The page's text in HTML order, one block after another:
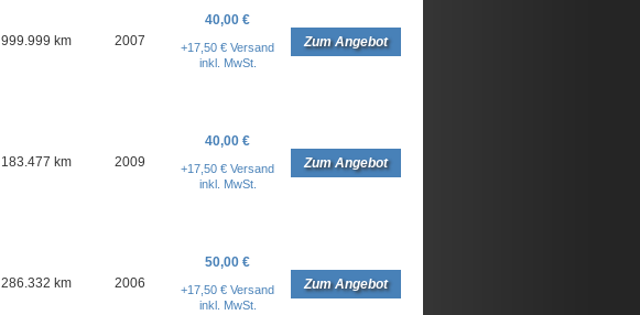
999.999 km 2007
40,00 €
+17,50 € Versand
inkl. MwSt.
Zum Angebot
183.477 km 2009
40,00 €
+17,50 € Versand
inkl. MwSt.
Zum Angebot
286.332 km 2006
50,00 €
+17,50 € Versand
inkl. MwSt.
Zum Angebot